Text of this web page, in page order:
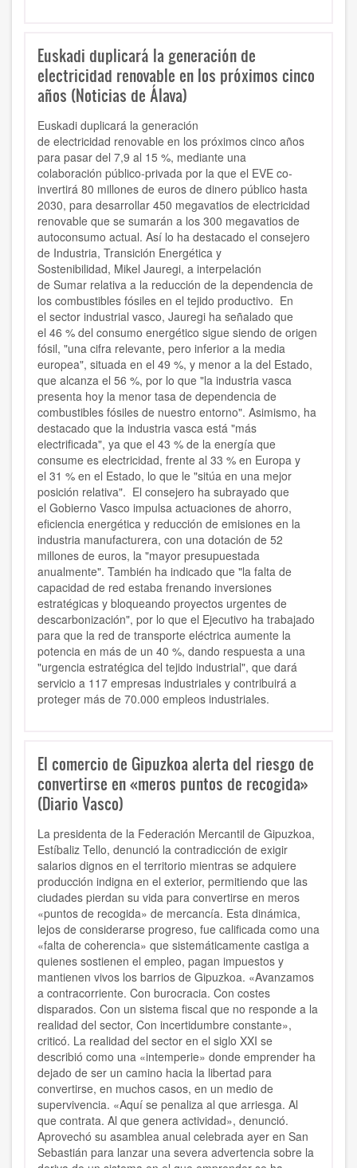
Euskadi duplicará la generación de
electricidad renovable en los próximos cinco
años (Noticias de Álava)
Euskadi duplicará la generación
de electricidad renovable en los próximos cinco años
para pasar del 7,9 al 15 %, mediante una
colaboración público-privada por la que el EVE co-
invertirá 80 millones de euros de dinero público hasta
2030, para desarrollar 450 megavatios de electricidad
renovable que se sumarán a los 300 megavatios de
autoconsumo actual. Así lo ha destacado el consejero
de Industria, Transición Energética y
Sostenibilidad, Mikel Jauregi, a interpelación
de Sumar relativa a la reducción de la dependencia de
los combustibles fósiles en el tejido productivo. En
el sector industrial vasco, Jauregi ha señalado que
el 46 % del consumo energético sigue siendo de origen
fósil, "una cifra relevante, pero inferior a la media
europea", situada en el 49 %, y menor a la del Estado,
que alcanza el 56 %, por lo que "la industria vasca
presenta hoy la menor tasa de dependencia de
combustibles fósiles de nuestro entorno". Asimismo, ha
destacado que la industria vasca está "más
electrificada", ya que el 43 % de la energía que
consume es electricidad, frente al 33 % en Europa y
el 31 % en el Estado, lo que le "sitúa en una mejor
posición relativa". El consejero ha subrayado que
el Gobierno Vasco impulsa actuaciones de ahorro,
eficiencia energética y reducción de emisiones en la
industria manufacturera, con una dotación de 52
millones de euros, la "mayor presupuestada
anualmente". También ha indicado que "la falta de
capacidad de red estaba frenando inversiones
estratégicas y bloqueando proyectos urgentes de
descarbonización", por lo que el Ejecutivo ha trabajado
para que la red de transporte eléctrica aumente la
potencia en más de un 40 %, dando respuesta a una
"urgencia estratégica del tejido industrial", que dará
servicio a 117 empresas industriales y contribuirá a
proteger más de 70.000 empleos industriales.
El comercio de Gipuzkoa alerta del riesgo de
convertirse en «meros puntos de recogida»
(Diario Vasco)
La presidenta de la Federación Mercantil de Gipuzkoa,
Estíbaliz Tello, denunció la contradicción de exigir
salarios dignos en el territorio mientras se adquiere
producción indigna en el exterior, permitiendo que las
ciudades pierdan su vida para convertirse en meros
«puntos de recogida» de mercancía. Esta dinámica,
lejos de considerarse progreso, fue calificada como una
«falta de coherencia» que sistemáticamente castiga a
quienes sostienen el empleo, pagan impuestos y
mantienen vivos los barrios de Gipuzkoa. «Avanzamos
a contracorriente. Con burocracia. Con costes
disparados. Con un sistema fiscal que no responde a la
realidad del sector, Con incertidumbre constante»,
criticó. La realidad del sector en el siglo XXI se
describió como una «intemperie» donde emprender ha
dejado de ser un camino hacia la libertad para
convertirse, en muchos casos, en un medio de
supervivencia. «Aquí se penaliza al que arriesga. Al
que contrata. Al que genera actividad», denunció.
Aprovechó su asamblea anual celebrada ayer en San
Sebastián para lanzar una severa advertencia sobre la